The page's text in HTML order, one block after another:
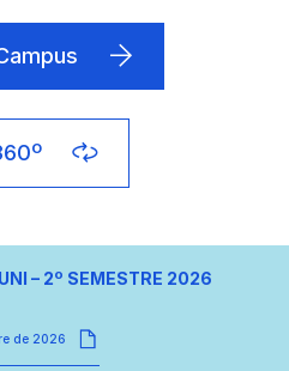
– 2º SEMESTRE 2026
de 2026